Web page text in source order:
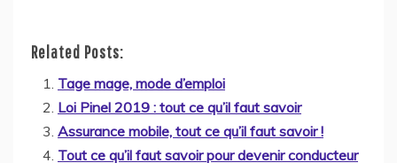
Related Posts:
Tage mage, mode d’emploi
Loi Pinel 2019 : tout ce qu’il faut savoir
Assurance mobile, tout ce qu’il faut savoir !
Tout ce qu’il faut savoir pour devenir conducteur